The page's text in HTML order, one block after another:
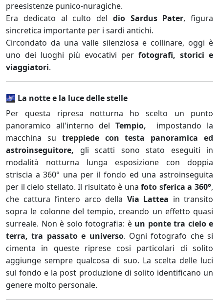
preesistenze punico-nuragiche.
Era dedicato al culto del dio Sardus Pater, figura
sincretica importante per i sardi antichi.
Circondato da una valle silenziosa e collinare, oggi è
uno dei luoghi più evocativi per fotografi, storici e
viaggiatori.
🌌 La notte e la luce delle stelle
Per questa ripresa notturna ho scelto un punto
panoramico all'interno del Tempio, impostando la
macchina su treppiede con testa panoramica ed
astroinseguitore, gli scatti sono stato eseguiti in
modalità notturna lunga esposizione con doppia
striscia a 360° una per il fondo ed una astroinseguita
per il cielo stellato. Il risultato è unafoto sferica a 360°,
che cattura l’intero arco della Via Lattea in transito
sopra le colonne del tempio, creando un effetto quasi
surreale. Non è solo fotografia: è un ponte tra cielo e
terra, tra passato e universo. Ogni fotografo che si
cimenta in queste riprese cosi particolari di solito
aggiunge sempre qualcosa di suo. La scelta delle luci
sul fondo e la post produzione di solito identificano un
genere molto personale.